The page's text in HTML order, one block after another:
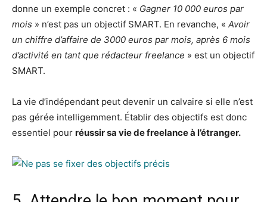
donne un exemple concret : « Gagner 10 000 euros par
mois » n’est pas un objectif SMART. En revanche, « Avoir
un chiffre d’affaire de 3000 euros par mois, après 6 mois
d’activité en tant que rédacteur freelance » est un objectif
SMART.
La vie d’indépendant peut devenir un calvaire si elle n’est
pas gérée intelligemment. Établir des objectifs est donc
essentiel pour réussir sa vie de freelance à l’étranger.